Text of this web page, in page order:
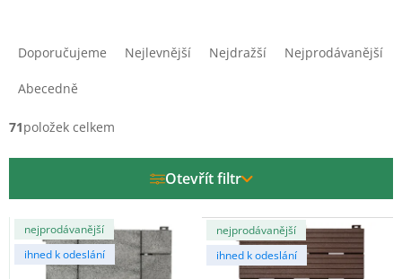
í
k
Doporučujeme Nejlevnější Nejdražší Nejprodávanější
Abecedně
71položek celkem
Otevřít filtr
ý
p
nejprodávanější
ihned k odeslání
nejprodávanější
ihned k odeslání